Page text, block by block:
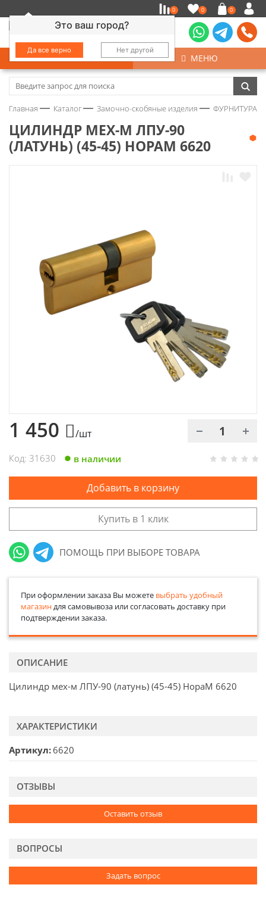
Это ваш город?
Да все верно Нет другой
0 0 0
КАТАЛОГ МЕНЮ
Замочно-скобяные изделия
Колеса
Хозтовары
Главная Каталог Замочно-скобяные изделия ФУРНИТУРА
ЦИЛИНДР МЕХ-М ЛПУ-90
(ЛАТУНЬ) (45-45) НОРАМ 6620
1 450 /шт
Код: 31630 в наличии
Добавить в корзину
Купить в 1 клик
ПОМОЩЬ ПРИ ВЫБОРЕ ТОВАРА
При оформлении заказа Вы можете выбрать удобный
магазиндля самовывоза или согласовать доставку при
подтверждении заказа.
ОПИСАНИЕ
Цилиндр мех-м ЛПУ-90 (латунь) (45-45) НораМ 6620
ХАРАКТЕРИСТИКИ
Артикул 6620
ОТЗЫВЫ
Оставить отзыв
ВОПРОСЫ
Задать вопрос